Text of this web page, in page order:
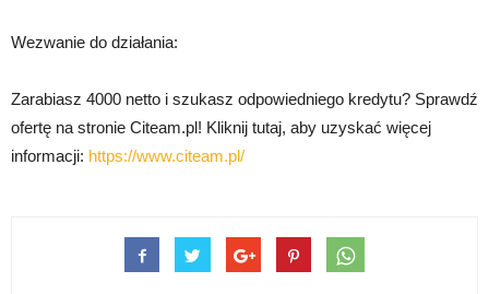
Wezwanie do działania:
Zarabiasz 4000 netto i szukasz odpowiedniego kredytu? Sprawdź
ofertę na stronie Citeam.pl! Kliknij tutaj, aby uzyskać więcej
informacji: https://www.citeam.pl/